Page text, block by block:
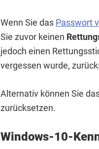
Wenn Sie das Passwort
Sie zuvor keinen
jedoch einen
vergessen wurde,
Alternativ können Sie
zurücksetzen.
Windows-10-